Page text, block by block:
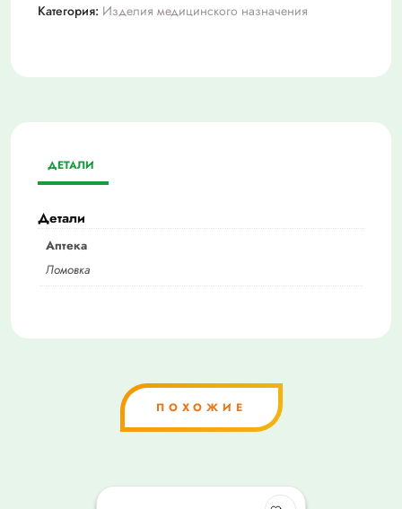
Категория: Изделия медицинского назначения
ДЕТАЛИ
Детали
Аптека
Ломовка
ПОХОЖИЕ